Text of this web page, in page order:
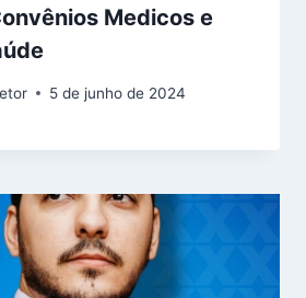
Medicos e
5 de junho de 2024